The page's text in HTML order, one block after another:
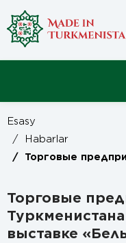
Esasy
/
Habarlar
/ Торговые предприятия
Торговые
выставке